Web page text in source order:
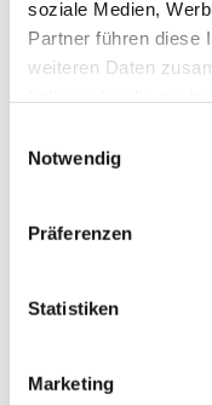
soziale Medien,
Partner führen diese
weiteren Daten
Notwendig
Präferenzen
Statistiken
Marketing
Preisgeld
LKL/Art
(a)
10.10.2025
Preisgeld